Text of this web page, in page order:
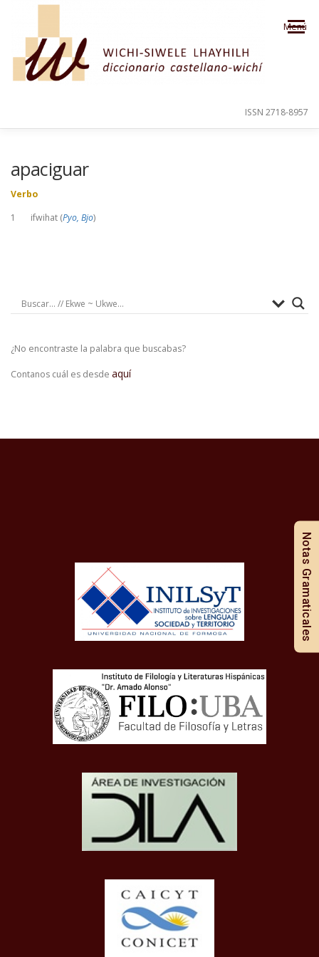
Saltar al contenido
Menú
ISSN 2718-8957
apaciguar
Verbo
1 ifwihat (Pyo, Bjo)
¿No encontraste la palabra que buscabas?
Contanos cuál es desde aquí
Notas Gramaticales